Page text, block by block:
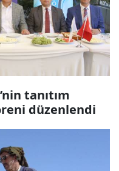
tanıtım
düzenlendi